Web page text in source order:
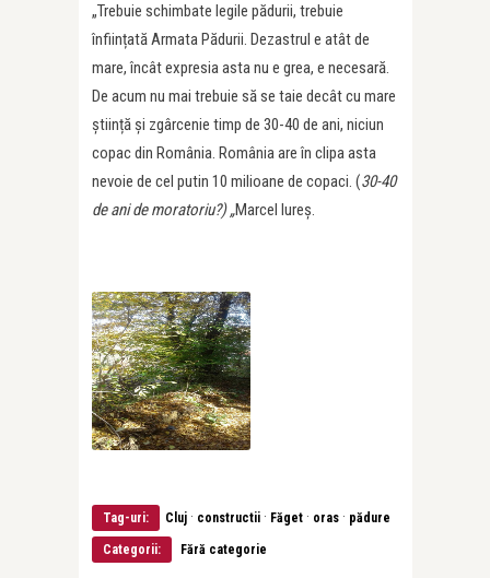
„Trebuie schimbate legile pădurii, trebuie
înființată Armata Pădurii. Dezastrul e atât de
mare, încât expresia asta nu e grea, e necesară.
De acum nu mai trebuie să se taie decât cu mare
știință și zgârcenie timp de 30-40 de ani, niciun
copac din România. România are în clipa asta
nevoie de cel putin 10 milioane de copaci. (30-40
de ani de moratoriu?) „Marcel Iureș.
Tag-uri: Cluj · constructii · Făget · oras · pădure
Categorii: Fără categorie